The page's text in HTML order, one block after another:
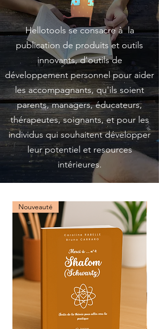
Hellotools se consacre à la
publication de produits et outils
innovants, d'outils de
développement personnel pour aider
les accompagnants, qu'ils soient
parents, managers, éducateurs,
thérapeutes, soignants, et pour les
individus qui souhaitent développer
leur potentiel et resources
intérieures.
Nouveauté